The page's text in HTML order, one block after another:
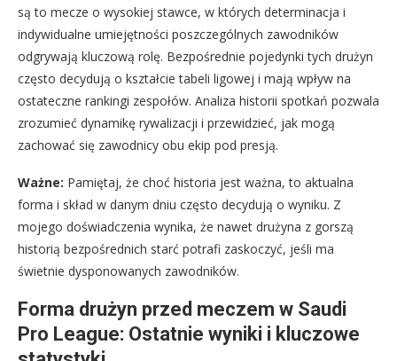
są to mecze o wysokiej stawce, w których determinacja i
indywidualne umiejętności poszczególnych zawodników
odgrywają kluczową rolę. Bezpośrednie pojedynki tych drużyn
często decydują o kształcie tabeli ligowej i mają wpływ na
ostateczne rankingi zespołów. Analiza historii spotkań pozwala
zrozumieć dynamikę rywalizacji i przewidzieć, jak mogą
zachować się zawodnicy obu ekip pod presją.
Ważne: Pamiętaj, że choć historia jest ważna, to aktualna
forma i skład w danym dniu często decydują o wyniku. Z
mojego doświadczenia wynika, że nawet drużyna z gorszą
historią bezpośrednich starć potrafi zaskoczyć, jeśli ma
świetnie dysponowanych zawodników.
Forma drużyn przed meczem w Saudi
Pro League: Ostatnie wyniki i kluczowe